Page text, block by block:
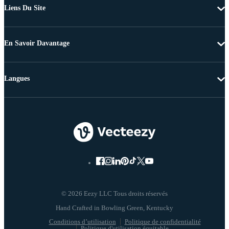
Liens Du Site
En Savoir Davantage
© 2026 Eezy LLC Tous droits réservés
Conditions d’utilisation
Politique de confidentialité
Langues